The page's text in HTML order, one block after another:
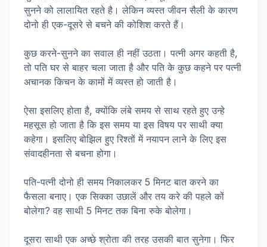
सुनने को लालायित रहते है। लेकिन व्यस्त जीवन सैली के कारण
दोनो ही एक-दूसरे से बचने की कोशिश करते हैं।
कुछ करने-सुनने का सवाल ही नहीं उठता। पत्नी अगर कहती है,
तो पति घर से बाहर चला जाता है और पति के कुछ कहने पर पत्नी
अचानक किचन के कामों में व्यस्त हो जाती है।
ऐसा इसलिए होता है, क्योंकि लंबे समय से साथ रहते हुए उन्हे
महसूस हो जाता है कि इस समय या इस विषय पर साथी क्या
कहेगा। इसलिए बोझिल हुए रिश्तों में नयापन लाने के लिए इस
संवादहीनता से बचना होगा।
पति-पत्नी दोनो ही समय निकालकर 5 मिनट बात करने का
फैसला बनाए। एक सिक्का उछालें और तय करे की पहले कों
बोलेगा? वह साथी 5 मिनट तक बिना रुके बोलेगा।
दूसरा साथी एक अच्छे श्रोता की तरह उसकी बात सुनेगा। फिर